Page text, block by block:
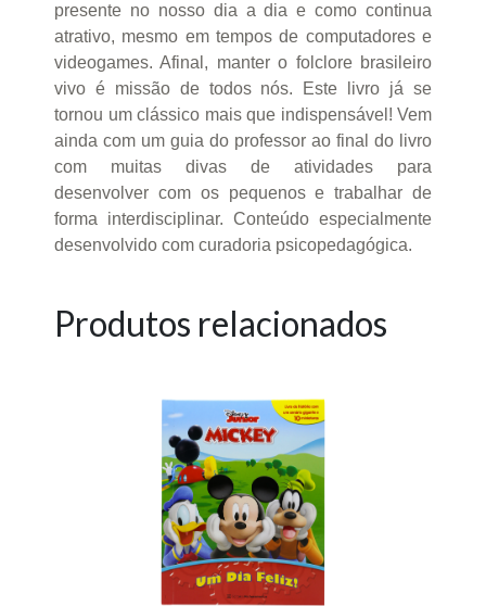
presente no nosso dia a dia e como continua
atrativo, mesmo em tempos de computadores e
videogames. Afinal, manter o folclore brasileiro
vivo é missão de todos nós. Este livro já se
tornou um clássico mais que indispensável! Vem
ainda com um guia do professor ao final do livro
com muitas divas de atividades para
desenvolver com os pequenos e trabalhar de
forma interdisciplinar. Conteúdo especialmente
desenvolvido com curadoria psicopedagógica.
Produtos relacionados